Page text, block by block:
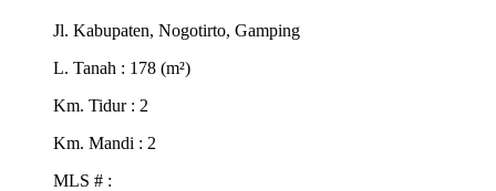
Jl. Kabupaten, Nogotirto, Gamping
L. Tanah : 178 (m²)
Km. Tidur : 2
Km. Mandi : 2
MLS # :